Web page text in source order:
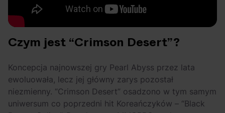
Czym jest “Crimson Desert”?
Koncepcja najnowszej gry Pearl Abyss przez lata
ewoluowała, lecz jej główny zarys pozostał
niezmienny. “Crimson Desert” osadzono w tym samym
uniwersum co poprzedni hit Koreańczyków – “Black